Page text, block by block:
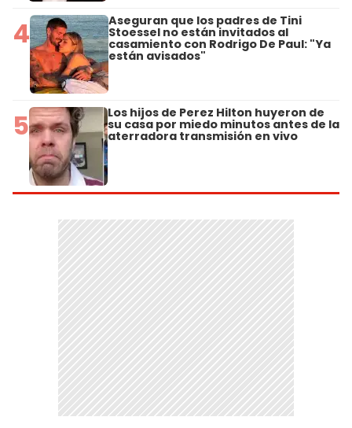
4 Aseguran que los padres de Tini
Stoessel no están invitados al
casamiento con Rodrigo De Paul: "Ya
están avisados"
5 Los hijos de Perez Hilton huyeron de
su casa por miedo minutos antes de la
aterradora transmisión en vivo